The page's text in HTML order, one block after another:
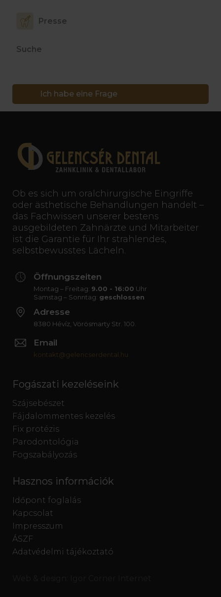
Presse
Suche
Ich habe eine Frage
Ob es sich um oralchirurgische Eingriffe
oder ästhetische Behandlungen handelt –
das Fachwissen unserer bestens
ausgebildeten Zahnärzte und Mitarbeiter
ist die Garantie für Ihr strahlendes,
selbstbewusstes Lächeln.
Öffnungszeiten
Montag – Freitag: 9.00 - 16:00 Uhr
Samstag – Sonntag: geschlossen
Adresse
8380 Hévíz, Vörösmarty Str. 100.
Email
kontakt@gelencserdental.hu
Fogászati kezeléseink
Szájsebészet
Fájdalommentes kezelés
Fix protézis
Parodontológia
Fogszabályozás
Hasznos információk
Időpont foglalás
Kapcsolat
Impresszum
ÁSZF
Adatvédelmi tájékoztató